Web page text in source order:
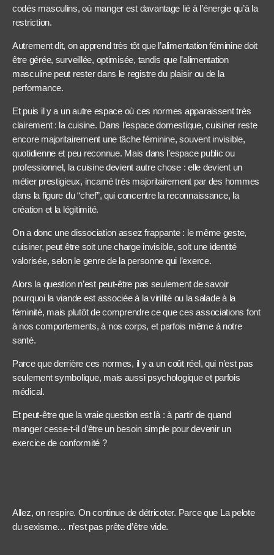
codés masculins, où manger est davantage lié à l’énergie qu’à la
restriction.
Autrement dit, on apprend très tôt que l’alimentation féminine doit
être gérée, surveillée, optimisée, tandis que l’alimentation
masculine peut rester dans le registre du plaisir ou de la
performance.
Et puis il y a un autre espace où ces normes apparaissent très
clairement : la cuisine. Dans l’espace domestique, cuisiner reste
encore majoritairement une tâche féminine, souvent invisible,
quotidienne et peu reconnue. Mais dans l’espace public ou
professionnel, la cuisine devient autre chose : elle devient un
métier prestigieux, incarné très majoritairement par des hommes
dans la figure du “chef”, qui concentre la reconnaissance, la
création et la légitimité.
On a donc une dissociation assez frappante : le même geste,
cuisiner, peut être soit une charge invisible, soit une identité
valorisée, selon le genre de la personne qui l’exerce.
Alors la question n’est peut-être pas seulement de savoir
pourquoi la viande est associée à la virilité ou la salade à la
féminité, mais plutôt de comprendre ce que ces associations font
à nos comportements, à nos corps, et parfois même à notre
santé.
Parce que derrière ces normes, il y a un coût réel, qui n’est pas
seulement symbolique, mais aussi psychologique et parfois
médical.
Et peut-être que la vraie question est là : à partir de quand
manger cesse-t-il d’être un besoin simple pour devenir un
exercice de conformité ?
Allez, on respire. On continue de détricoter. Parce que La pelote
du sexisme… n’est pas prête d’être vide.